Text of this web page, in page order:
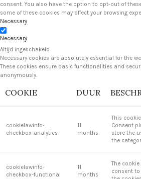
consent. You also have the option to opt-out of
some of these cookies may affect your browsing
Necessary
Necessary
Altijd ingeschakeld
Necessary cookies are absolutely essential for the
These cookies ensure basic functionalities and
anonymously.
COOKIE DUUR
cookielawinfo-
checkbox-analytics
11
months
This
Consent
store the
the
cookielawinfo-
checkbox-functional
11
months
The cookie
consent